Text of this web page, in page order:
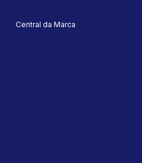
Central da Marca